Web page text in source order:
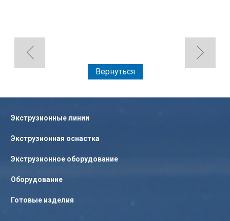
Вернуться
Экструзионные линии
Экструзионная оснастка
Экструзионное оборудование
Оборудование
Готовые изделия